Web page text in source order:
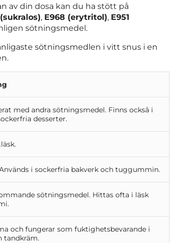
av din dosa kan du ha stött på
, E968 (erytritol), E951
sötningsmedel.
sötningsmedlen i vitt snus i en
med andra sötningsmedel. Finns också i
desserter.
i sockerfria bakverk och tuggummin.
sötningsmedel. Hittas ofta i läsk
och fungerar som fuktighetsbevarande i
tandkräm.